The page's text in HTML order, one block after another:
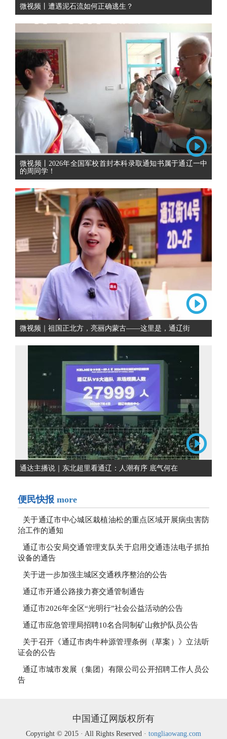
微视频丨遭遇泥石流如何正确逃生？
微视频丨2026年全国军校首封本科录取通知书属于通辽一中
的周同学！
微视频｜祖国正北方，亮丽内蒙古——这里是，通辽街
通达主播说｜东北超里看通辽：人潮有序 底气何在
便民快报 more
关于通辽市中心城区栽植油松的重点区域开展病虫害防
治工作的通知
通辽市公安局交通管理支队关于启用交通违法电子抓拍
设备的通告
关于进一步加强主城区交通秩序整治的公告
通辽市开通公路接力赛交通管制通告
通辽市2026年全区“光明行”社会公益活动的公告
通辽市应急管理局招聘10名合同制矿山救护队员公告
关于召开《通辽市肉牛种源管理条例（草案）》立法听
证会的公告
通辽市城市发展（集团）有限公司公开招聘工作人员公
告
中国通辽网版权所有
Copyright © 2015 · All Rights Reserved · tongliaowang.com